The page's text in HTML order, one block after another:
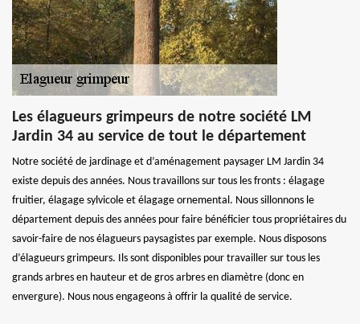
Les élagueurs grimpeurs de notre société LM
Jardin 34 au service de tout le département
Notre société de jardinage et d’aménagement paysager LM Jardin 34
existe depuis des années. Nous travaillons sur tous les fronts : élagage
fruitier, élagage sylvicole et élagage ornemental. Nous sillonnons le
département depuis des années pour faire bénéficier tous propriétaires du
savoir-faire de nos élagueurs paysagistes par exemple. Nous disposons
d’élagueurs grimpeurs. Ils sont disponibles pour travailler sur tous les
grands arbres en hauteur et de gros arbres en diamètre (donc en
envergure). Nous nous engageons à offrir la qualité de service.